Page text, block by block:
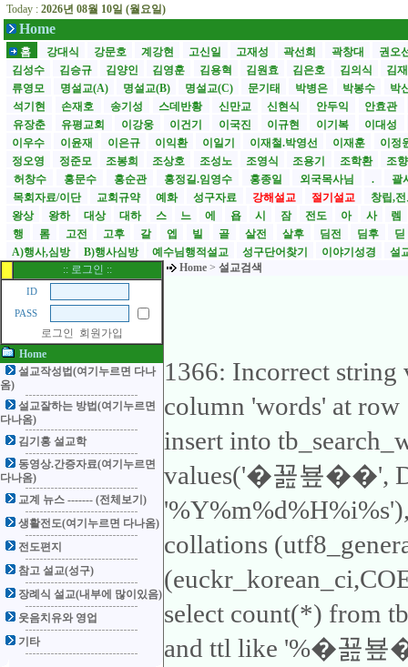
Today : 2026년 08월 10일 (월요일)
Home
홈 강대식 강문호 계강현 고신일 고재성 곽선희 곽창대
권오
김성수
김승규 김양인 김영훈 김용혁 김원효 김은호 김의식
김
류영모
명설교(A) 명설교(B) 명설교(C) 문기태 박병은 박봉수
박
석기현
손재호 송기성 스데반황 신만교 신현식 안두익
안효관
유장춘
유평교회 이강웅 이건기 이국진 이규현 이기복
이대성
이우수
이윤재 이은규 이익환 이일기 이재철.박영선 이재훈
이정
정오영
정준모 조봉희 조상호 조성노 조영식 조용기 조학환
조
허창수
홍문수 홍순관 홍정길.임영수 홍종일 외국목사님 .
괄
목회자료/이단
교회규약 예화 성구자료 강해설교 절기설교
창립,
왕상
왕하 대상 대하 스 느 에 욥 시 잠 전도 아 사
렘
행
롬 고전 고후 갈 엡 빌 골 살전 살후 딤전 딤후
딛
A)행사,심방
B)행사심방 예수님행적설교 성구단어찾기 이야기성경
설
:: 로그인 ::
ID
PASS
로그인
회원가입
Home
설교작성법(여기누르면 다나
옴)
설교잘하는 방법(여기누르면
다나옴)
김기홍 설교학
동영상.간증자료(여기누르면
다나옴)
교계 뉴스 ------- (전체보기)
생활전도(여기누르면 다나옴)
전도편지
참고 설교(성구)
장례식 설교(내부에 많이있음)
웃음치유와 영업
기타
Home > 설교검색
1366: Incorrect
column 'words' at row
insert into
values('�꾪뵾��',
collations
select count(*) from
and ttl like '%�꾪뵾